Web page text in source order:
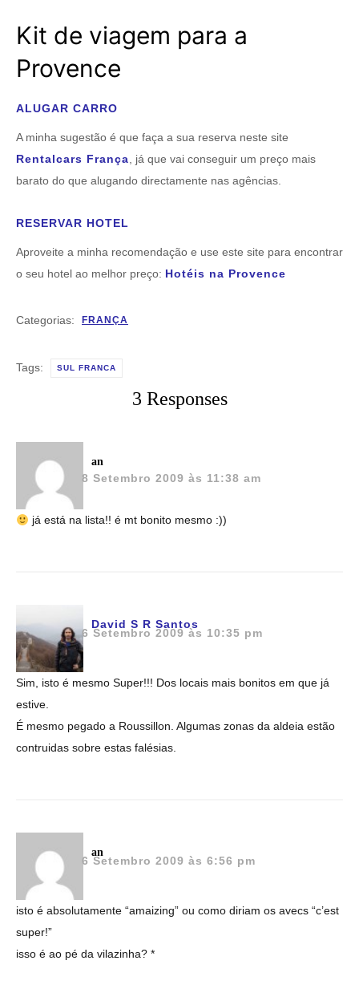
Kit de viagem para a
Provence
ALUGAR CARRO
A minha sugestão é que faça a sua reserva neste site
Rentalcars França, já que vai conseguir um preço mais
barato do que alugando directamente nas agências.
RESERVAR HOTEL
Aproveite a minha recomendação e use este site para encontrar
o seu hotel ao melhor preço: Hotéis na Provence
Categorias: FRANÇA
Tags: SUL FRANCA
3 Responses
an
8 Setembro 2009 às 11:38 am
já está na lista!! é mt bonito mesmo :))
David S R Santos
6 Setembro 2009 às 10:35 pm
Sim, isto é mesmo Super!!! Dos locais mais bonitos em que já
estive.
É mesmo pegado a Roussillon. Algumas zonas da aldeia estão
contruidas sobre estas falésias.
an
6 Setembro 2009 às 6:56 pm
isto é absolutamente “amaizing” ou como diriam os avecs “c’est
super!”
isso é ao pé da vilazinha? *